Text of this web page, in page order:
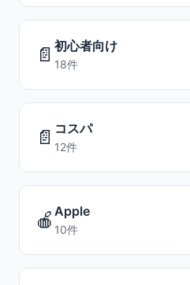
📄 初心者向け
18件
📄 コスパ
12件
🍎 Apple
10件